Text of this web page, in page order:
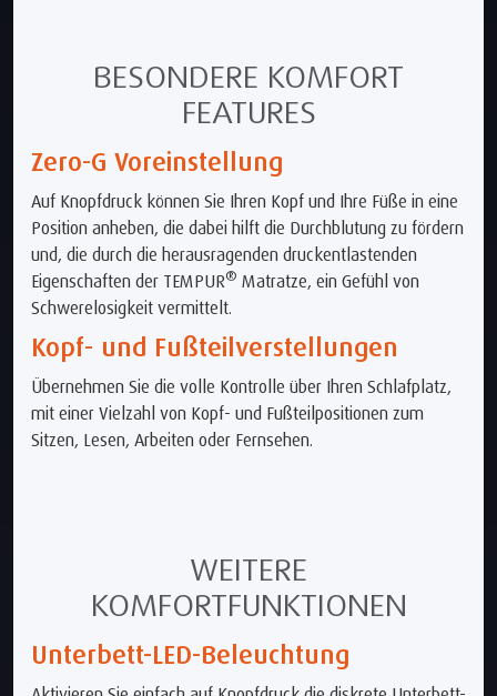
BESONDERE KOMFORT
FEATURES
Zero-G Voreinstellung
Auf Knopfdruck können Sie Ihren Kopf und Ihre Füße in eine
Position anheben, die dabei hilft die Durchblutung zu fördern
und, die durch die herausragenden druckentlastenden
Eigenschaften der TEMPUR® Matratze, ein Gefühl von
Schwerelosigkeit vermittelt.
Kopf- und Fußteilverstellungen
Übernehmen Sie die volle Kontrolle über Ihren Schlafplatz,
mit einer Vielzahl von Kopf- und Fußteilpositionen zum
Sitzen, Lesen, Arbeiten oder Fernsehen.
WEITERE
KOMFORTFUNKTIONEN
Unterbett-LED-Beleuchtung